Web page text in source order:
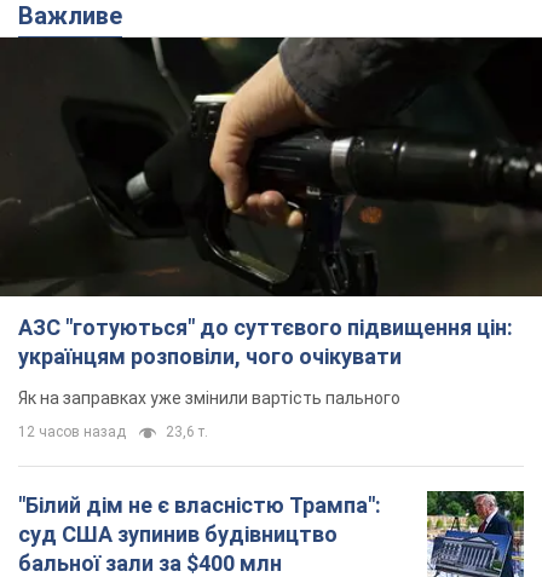
Важливе
АЗС "готуються" до суттєвого підвищення цін:
українцям розповіли, чого очікувати
Як на заправках уже змінили вартість пального
12 часов назад 23,6 т.
"Білий дім не є власністю Трампа":
суд США зупинив будівництво
бальної зали за $400 млн